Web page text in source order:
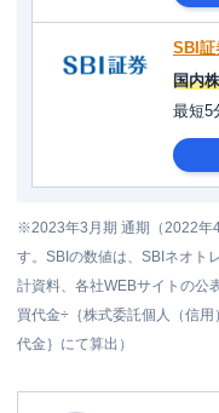
SBI証
国内
最短5
※2023年3月期 通期（2022年
す。SBIの数値は、SBIネオト
計資料、各社WEBサイトの公
買代金÷｛株式委託個人（信
代金｝にて算出）